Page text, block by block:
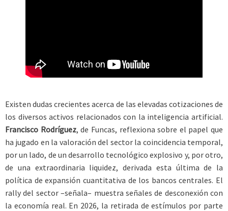
Existen dudas crecientes acerca de las elevadas cotizaciones de
los diversos activos relacionados con la inteligencia artificial.
Francisco Rodríguez, de Funcas, reflexiona sobre el papel que
ha jugado en la valoración del sector la coincidencia temporal,
por un lado, de un desarrollo tecnológico explosivo y, por otro,
de una extraordinaria liquidez, derivada esta última de la
política de expansión cuantitativa de los bancos centrales. El
rally del sector –señala– muestra señales de desconexión con
la economía real. En 2026, la retirada de estímulos por parte